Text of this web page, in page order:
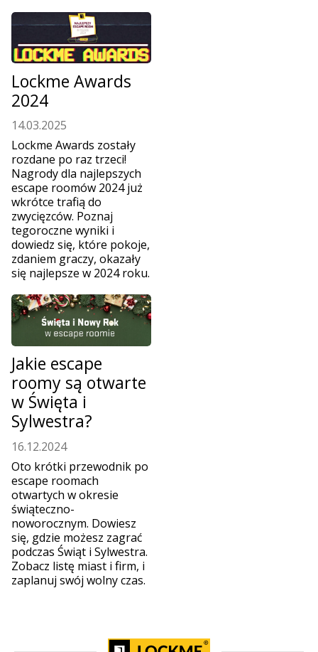
Lockme Awards
2024
14.03.2025
Lockme Awards zostały
rozdane po raz trzeci!
Nagrody dla najlepszych
escape roomów 2024 już
wkrótce trafią do
zwycięzców. Poznaj
tegoroczne wyniki i
dowiedz się, które pokoje,
zdaniem graczy, okazały
się najlepsze w 2024 roku.
Jakie escape
roomy są otwarte
w Święta i
Sylwestra?
16.12.2024
Oto krótki przewodnik po
escape roomach
otwartych w okresie
świąteczno-
noworocznym. Dowiesz
się, gdzie możesz zagrać
podczas Świąt i Sylwestra.
Zobacz listę miast i firm, i
zaplanuj swój wolny czas.